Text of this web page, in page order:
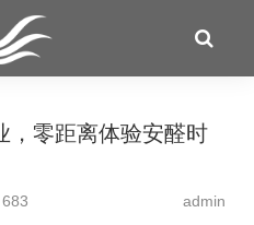
，零距离体验安醛时
683 admin